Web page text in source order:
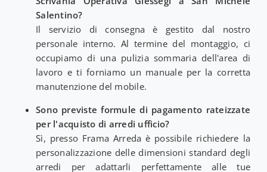
Salentino?
Il servizio di consegna è gestito dal nostro
personale interno. Al termine del montaggio, ci
occupiamo di una pulizia sommaria dell'area di
lavoro e ti forniamo un manuale per la corretta
manutenzione del mobile.
Sono previste formule di pagamento rateizzate
per l'acquisto di arredi ufficio?
Sì, presso Frama Arreda è possibile richiedere la
personalizzazione delle dimensioni standard degli
arredi per adattarli perfettamente alle tue